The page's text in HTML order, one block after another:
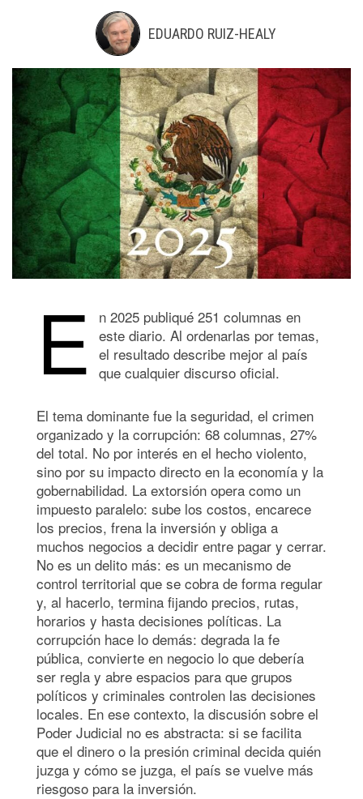
EDUARDO RUIZ-HEALY
E
n 2025 publiqué 251 columnas en
este diario. Al ordenarlas por temas,
el resultado describe mejor al país
que cualquier discurso oficial.
El tema dominante fue la seguridad, el crimen
organizado y la corrupción: 68 columnas, 27%
del total. No por interés en el hecho violento,
sino por su impacto directo en la economía y la
gobernabilidad. La extorsión opera como un
impuesto paralelo: sube los costos, encarece
los precios, frena la inversión y obliga a
muchos negocios a decidir entre pagar y cerrar.
No es un delito más: es un mecanismo de
control territorial que se cobra de forma regular
y, al hacerlo, termina fijando precios, rutas,
horarios y hasta decisiones políticas. La
corrupción hace lo demás: degrada la fe
pública, convierte en negocio lo que debería
ser regla y abre espacios para que grupos
políticos y criminales controlen las decisiones
locales. En ese contexto, la discusión sobre el
Poder Judicial no es abstracta: si se facilita
que el dinero o la presión criminal decida quién
juzga y cómo se juzga, el país se vuelve más
riesgoso para la inversión.